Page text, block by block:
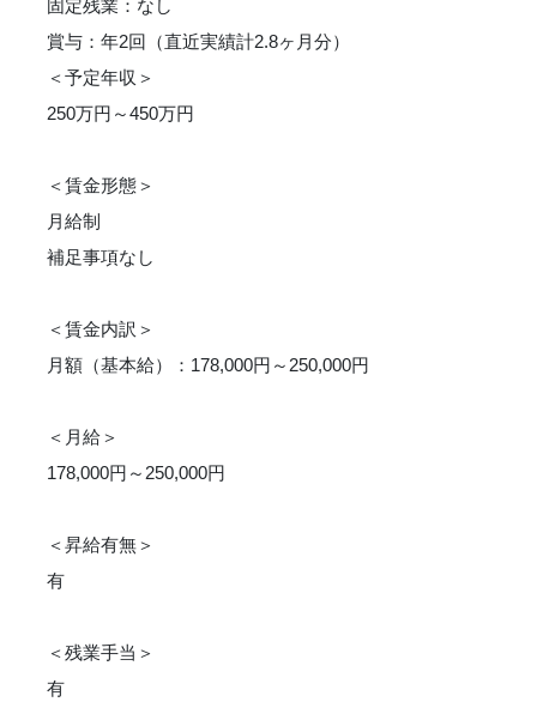
固定残業：なし
賞与：年2回（直近実績計2.8ヶ月分）
＜予定年収＞
250万円～450万円
＜賃金形態＞
月給制
補足事項なし
＜賃金内訳＞
月額（基本給）：178,000円～250,000円
＜月給＞
178,000円～250,000円
＜昇給有無＞
有
＜残業手当＞
有